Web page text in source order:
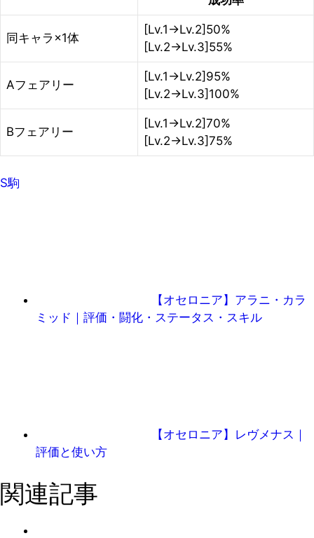
同キャラ×1体
[Lv.1→Lv.2]50%
[Lv.2→Lv.3]55%
Aフェアリー
[Lv.1→Lv.2]95%
[Lv.2→Lv.3]100%
Bフェアリー
[Lv.1→Lv.2]70%
[Lv.2→Lv.3]75%
S駒
【オセロニア】アラニ・カラ
ミッド｜評価・闘化・ステータス・スキル
【オセロニア】レヴメナス｜
評価と使い方
関連記事